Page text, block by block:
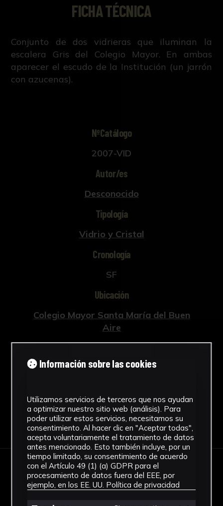
FICHA TÉCNICA
Conjunto de dos vidrieras que iluminan la
escalera Gris del Colegio Mayor. En ambas
aparecer el escudo de la Institución (un jarrón
con azucenas).
NºCatálogo
2007-VID
Autor/es
Desconocido
Tipología
Vidrio y Cristal
Cronología
SF
Ubicación
Colegio Mayor Santa María del Buen
Aire
Sin fondo
Descargar Ficha
IMÁGENES
Información sobre las cookies
Utilizamos servicios de terceros que nos ayudan
a optimizar nuestro sitio web (análisis). Para
poder utilizar estos servicios, necesitamos su
consentimiento. Al hacer clic en "Aceptar todas",
acepta voluntariamente el tratamiento de datos
antes mencionado. Esto también incluye, por un
tiempo limitado, su consentimiento de acuerdo
con el Artículo 49 (1) (a) GDPR para el
procesamiento de datos fuera del EEE, por
ejemplo, en los EE. UU. Política de privacidad